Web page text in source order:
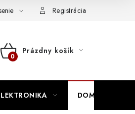
Registrácia
NÁKUPNÝ
Prázdny košík
DOMÁCNOSŤ